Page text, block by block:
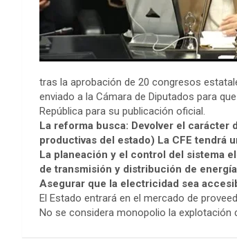
tras la aprobación de 20 congresos
enviado a la Cámara de Diputados para
República para su publicación oficial.
La reforma busca: Devolver el carácter
productivas del estado) La CFE tendrá
La planeación y el control del sistema
de transmisión y distribución de
Asegurar que la electricidad sea
El Estado entrará en el mercado de
No se considera monopolio la